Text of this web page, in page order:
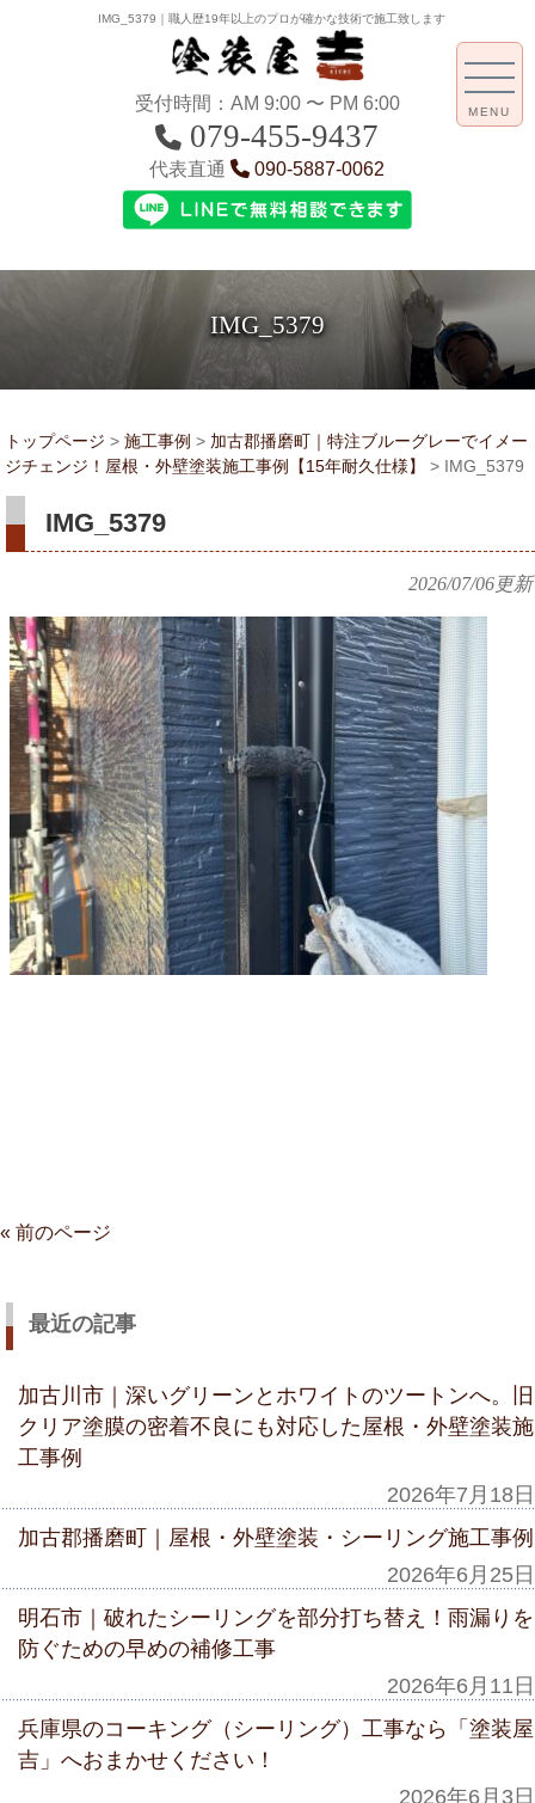
IMG_5379｜職人歴19年以上のプロが確かな技術で施工致します
受付時間：AM 9:00 〜 PM 6:00
079-455-9437
代表直通 090-5887-0062
IMG_5379
MENU
トップページ > 施工事例 > 加古郡播磨町｜特注ブルーグレーでイメー
ジチェンジ！屋根・外壁塗装施工事例【15年耐久仕様】
> IMG_5379
IMG_5379
2026/07/06更新
« 前のページ
最近の記事
加古川市｜深いグリーンとホワイトのツートンへ。旧
クリア塗膜の密着不良にも対応した屋根・外壁塗装施
工事例
2026年7月18日
加古郡播磨町｜屋根・外壁塗装・シーリング施工事例
2026年6月25日
明石市｜破れたシーリングを部分打ち替え！雨漏りを
防ぐための早めの補修工事
2026年6月11日
兵庫県のコーキング（シーリング）工事なら「塗装屋
吉」へおまかせください！
2026年6月3日